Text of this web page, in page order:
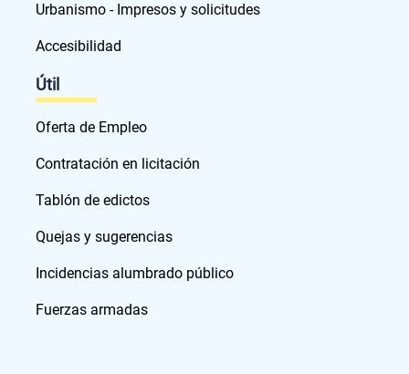
Urbanismo - Impresos y solicitudes
Accesibilidad
Útil
Oferta de Empleo
Contratación en licitación
Tablón de edictos
Quejas y sugerencias
Incidencias alumbrado público
Fuerzas armadas